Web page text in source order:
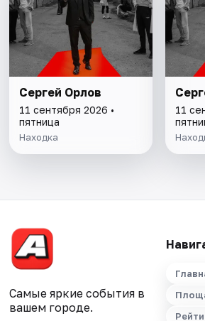
Сергей Орлов
11 сентября 2026 •
пятница
Находка
11
Самые яркие события в
вашем городе.